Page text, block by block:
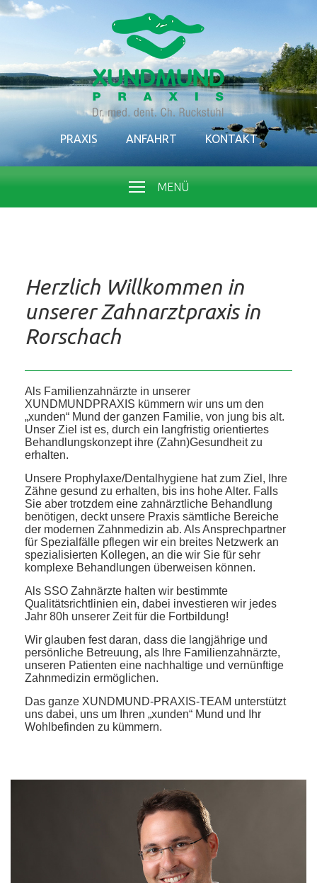
PRAXIS ANFAHRT KONTAKT
MENÜ
Herzlich Willkommen in
unserer Zahnarztpraxis in
Rorschach
Als Familienzahnärzte in unserer
XUNDMUNDPRAXIS kümmern wir uns um den
„xunden“ Mund der ganzen Familie, von jung bis alt.
Unser Ziel ist es, durch ein langfristig orientiertes
Behandlungskonzept ihre (Zahn)Gesundheit zu
erhalten.
Unsere Prophylaxe/Dentalhygiene hat zum Ziel, Ihre
Zähne gesund zu erhalten, bis ins hohe Alter. Falls
Sie aber trotzdem eine zahnärztliche Behandlung
benötigen, deckt unsere Praxis sämtliche Bereiche
der modernen Zahnmedizin ab. Als Ansprechpartner
für Spezialfälle pflegen wir ein breites Netzwerk an
spezialisierten Kollegen, an die wir Sie für sehr
komplexe Behandlungen überweisen können.
Als SSO Zahnärzte halten wir bestimmte
Qualitätsrichtlinien ein, dabei investieren wir jedes
Jahr 80h unserer Zeit für die Fortbildung!
Wir glauben fest daran, dass die langjährige und
persönliche Betreuung, als Ihre Familienzahnärzte,
unseren Patienten eine nachhaltige und vernünftige
Zahnmedizin ermöglichen.
Das ganze XUNDMUND-PRAXIS-TEAM unterstützt
uns dabei, uns um Ihren „xunden“ Mund und Ihr
Wohlbefinden zu kümmern.